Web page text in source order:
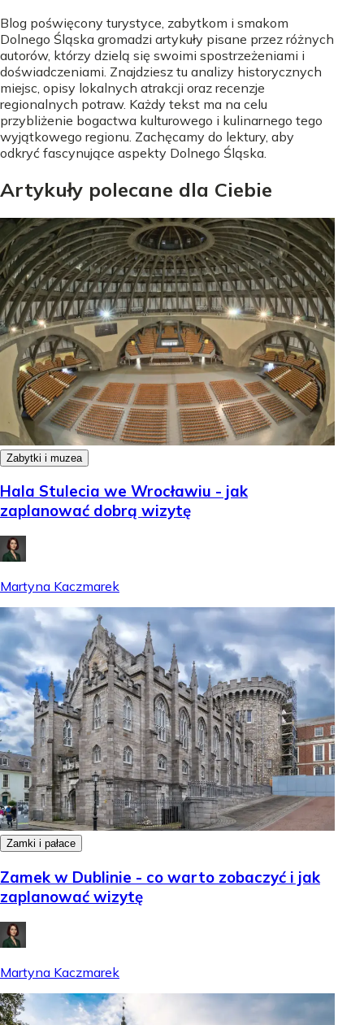
Blog poświęcony turystyce, zabytkom i smakom
Dolnego Śląska gromadzi artykuły pisane przez różnych
autorów, którzy dzielą się swoimi spostrzeżeniami i
doświadczeniami. Znajdziesz tu analizy historycznych
miejsc, opisy lokalnych atrakcji oraz recenzje
regionalnych potraw. Każdy tekst ma na celu
przybliżenie bogactwa kulturowego i kulinarnego tego
wyjątkowego regionu. Zachęcamy do lektury, aby
odkryć fascynujące aspekty Dolnego Śląska.
Artykuły polecane dla Ciebie
Zabytki i muzea
Hala Stulecia we Wrocławiu - jak
zaplanować dobrą wizytę
Martyna Kaczmarek
Zamki i pałace
Zamek w Dublinie - co warto zobaczyć i jak
zaplanować wizytę
Martyna Kaczmarek